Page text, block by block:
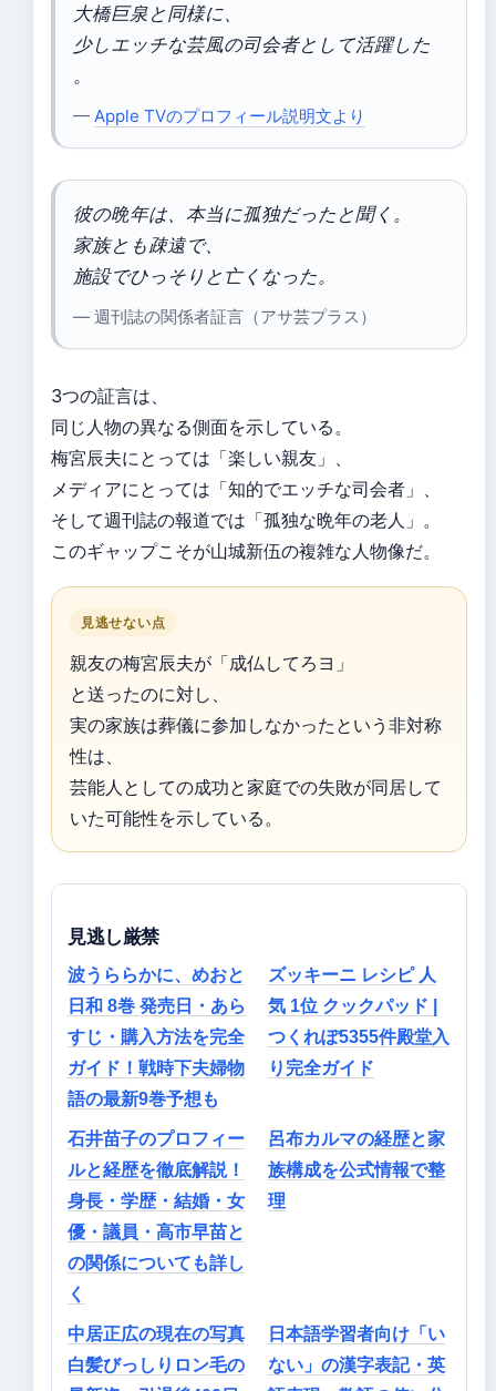
大橋巨泉と同様に、
少しエッチな芸風の司会者として活躍した
。
— Apple TVのプロフィール説明文より
彼の晩年は、本当に孤独だったと聞く。
家族とも疎遠で、
施設でひっそりと亡くなった。
— 週刊誌の関係者証言（アサ芸プラス）
3つの証言は、
同じ人物の異なる側面を示している。
梅宮辰夫にとっては「楽しい親友」、
メディアにとっては「知的でエッチな司会者」、
そして週刊誌の報道では「孤独な晩年の老人」。
このギャップこそが山城新伍の複雑な人物像だ。
見逃せない点
親友の梅宮辰夫が「成仏してろヨ」
と送ったのに対し、
実の家族は葬儀に参加しなかったという非対称
性は、
芸能人としての成功と家庭での失敗が同居して
いた可能性を示している。
見逃し厳禁
波うららかに、めおと
日和 8巻 発売日・あら
すじ・購入方法を完全
ガイド！戦時下夫婦物
語の最新9巻予想も
ズッキーニ レシピ 人
気 1位 クックパッド |
つくれぽ5355件殿堂入
り完全ガイド
石井苗子のプロフィー
ルと経歴を徹底解説！
身長・学歴・結婚・女
優・議員・高市早苗と
の関係についても詳し
く
呂布カルマの経歴と家
族構成を公式情報で整
理
中居正広の現在の写真
白髪びっしりロン毛の
日本語学習者向け「い
ない」の漢字表記・英